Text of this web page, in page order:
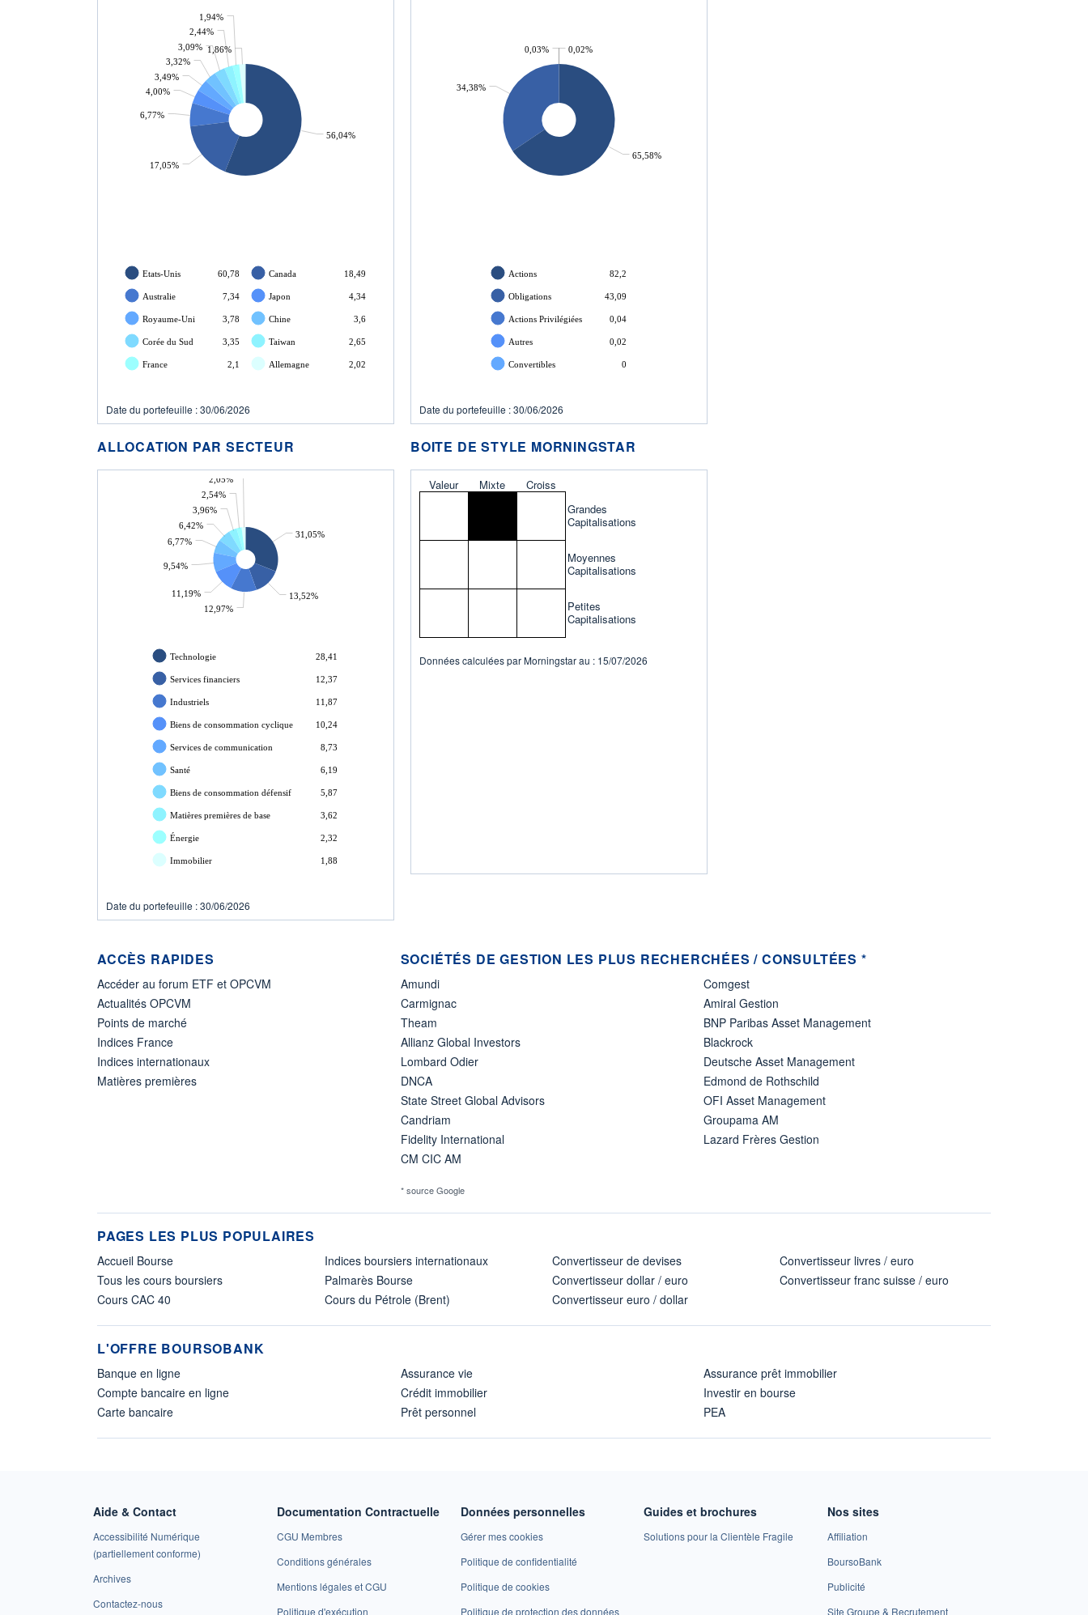
56,04%
17,05%
6,77%
4,00%
3,49%
3,32%
3,09%
2,44%
1,94%
1,86%
Etats-Unis 60,78 Canada 18,49
Australie 7,34 Japon 4,34
Royaume-Uni 3,78 Chine 3,6
Corée du Sud 3,35 Taiwan 2,65
France 2,1 Allemagne 2,02
Date du portefeuille : 30/06/2026
65,58%
34,38%
0,03% 0,02%
Actions 82,2
Obligations 43,09
Actions Privilégiées 0,04
Autres 0,02
Convertibles 0
Date du portefeuille : 30/06/2026
ALLOCATION PAR SECTEUR
31,05%
13,52%
12,97%
11,19%
9,54%
6,77%
6,42%
3,96%
2,54%
2,05%
Technologie 28,41
Services financiers 12,37
Industriels 11,87
Biens de consommation cyclique 10,24
Services de communication 8,73
Santé 6,19
Biens de consommation défensif 5,87
Matières premières de base 3,62
Énergie 2,32
Immobilier 1,88
Date du portefeuille : 30/06/2026
BOITE DE STYLE MORNINGSTAR
Valeur Mixte
Croiss
Grandes
Capitalisations
Moyennes
Capitalisations
Petites
Capitalisations
Données calculées par Morningstar au : 15/07/2026
ACCÈS RAPIDES
Accéder au forum ETF et OPCVM
Actualités OPCVM
Points de marché
Indices France
Indices internationaux
Matières premières
SOCIÉTÉS DE GESTION LES PLUS RECHERCHÉES / CONSULTÉES *
Amundi
Carmignac
Theam
Allianz Global Investors
Lombard Odier
DNCA
State Street Global Advisors
Candriam
Fidelity International
CM CIC AM
Comgest
Amiral Gestion
BNP Paribas Asset Management
Blackrock
Deutsche Asset Management
Edmond de Rothschild
OFI Asset Management
Groupama AM
Lazard Frères Gestion
* source Google
PAGES LES PLUS POPULAIRES
Accueil Bourse
Tous les cours boursiers
Cours CAC 40
Indices boursiers internationaux
Palmarès Bourse
Cours du Pétrole (Brent)
Convertisseur de devises
Convertisseur dollar / euro
Convertisseur euro / dollar
Convertisseur livres / euro
Convertisseur franc suisse / euro
L'OFFRE BOURSOBANK
Banque en ligne
Compte bancaire en ligne
Carte bancaire
Assurance vie
Crédit immobilier
Prêt personnel
Assurance prêt immobilier
Investir en bourse
PEA
Aide & Contact
Accessibilité Numérique
(partiellement conforme)
Archives
Contactez-nous
Documentation Contractuelle
CGU Membres
Conditions générales
Mentions légales et CGU
Politique d'exécution
Données personnelles
Gérer mes cookies
Politique de confidentialité
Politique de cookies
Politique de protection des données
Guides et brochures
Solutions pour la Clientèle Fragile
Nos sites
Affiliation
BoursoBank
Publicité
Site Groupe & Recrutement